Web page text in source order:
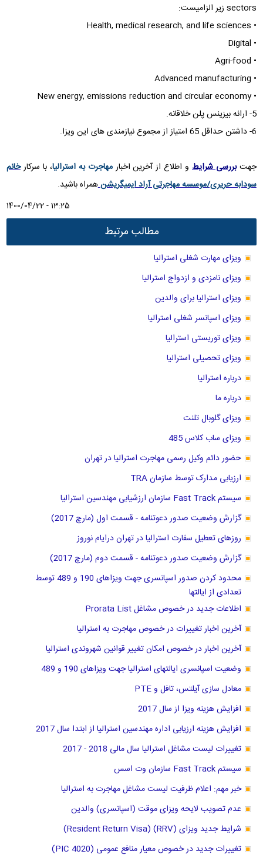
sectors زیر الزامیست:
• Health, medical research, and life sciences
• Digital
• Agri-food
• Advanced manufacturing
• New energy, emissions reduction and circular economy
5- ارائه بیزینس پلن خلاقانه.
6- داشتن حداقل 65 امتیاز از مجموع نیازمندی های این ویزا.
جهت بررسی شرایطو اطلاع از آخرین اخبارمهاجرت به استرالیا، با سرکارخانم
سودابه حریری/موسسه مهاجرتی آراد ایمیگریشنهمراه باشید.
1400/04/22 - 13:25
مطالب مرتبط
ویزای مهارت شغلی استرالیا
ویزای نامزدی و ازدواج استرالیا
ویزای استرالیا برای والدین
ویزای اسپانسر شغلی استرالیا
ویزای توریستی استرالیا
ویزای تحصیلی استرالیا
درباره استرالیا
درباره ما
ویزای گلوبال تلنت
ویزای ساب کلاس 485
حضور دائم وکیل رسمی مهاجرت استرالیا در تهران
ارزیابی مدارک توسط سازمان TRA
سیستم Fast Track سازمان ارزشیابی مهندسین استرالیا
گزارش وضعیت صدور دعوتنامه - قسمت اول (مارچ 2017)
روزهای تعطیل سفارت استرالیا در تهران درایام نوروز
گزارش وضعیت صدور دعوتنامه - قسمت دوم (مارچ 2017)
محدود کردن صدور اسپانسری جهت ویزاهای 190 و 489 توسط
تعدادی از ایالتها
اطلاعات جدید در خصوص مشاغل Prorata List
آخرین اخبار تغییرات در خصوص مهاجرت به استرالیا
آخرین اخبار در خصوص امکان تغییر قوانین شهروندی استرالیا
وضعیت اسپانسری ایالتهای استرالیا جهت ویزاهای 190 و 489
معادل سازی آیلتس، تافل و PTE
افزایش هزینه ویزا از سال 2017
افزایش هزینه ارزیابی اداره مهندسین استرالیا از ابتدا سال 2017
تغییرات لیست مشاغل استرالیا سال مالی 2018 - 2017
سیستم Fast Track سازمان وت اسس
خبر مهم: اعلام ظرفیت لیست مشاغل مهاجرت به استرالیا
عدم تصویب لایحه ویزای موقت (اسپانسری) والدین
شرایط جدید ویزای (RRV) (Resident Return Visa)
تغییرات جدید در خصوص معیار منافع عمومی (PIC 4020)